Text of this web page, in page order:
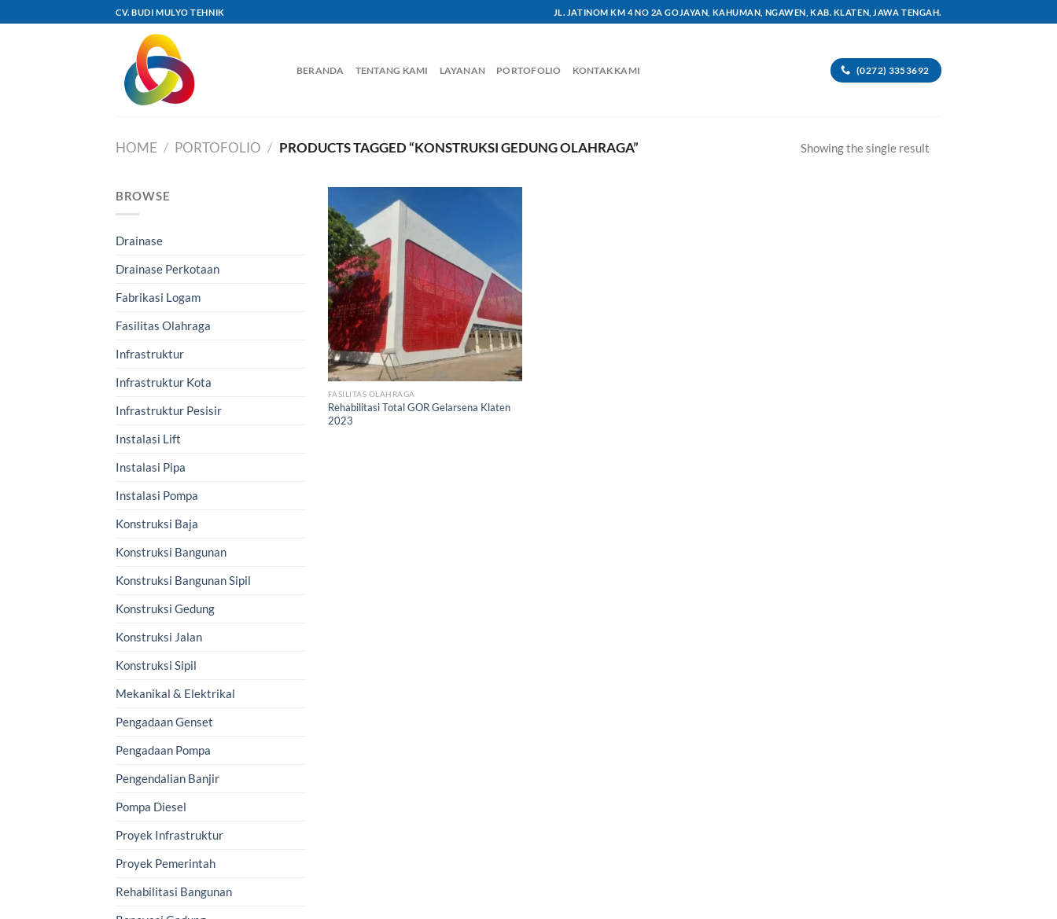
to
CV. BUDI MULYO TEHNIK JL. JATINOM KM 4 NO 2A GOJAYAN, KAHUMAN, NGAWEN, KAB. KLATEN, JAWA TENGAH.
BERANDA TENTANG KAMI LAYANAN PORTOFOLIO KONTAK KAMI (0272) 3353692
HOME / PORTOFOLIO / PRODUCTS TAGGED “KONSTRUKSI GEDUNG OLAHRAGA” Showing the single result
BROWSE
Drainase
Drainase Perkotaan
Fabrikasi Logam
Fasilitas Olahraga
Infrastruktur
Infrastruktur Kota
Infrastruktur Pesisir
Instalasi Lift
Instalasi Pipa
Instalasi Pompa
Konstruksi Baja
Konstruksi Bangunan
Konstruksi Bangunan Sipil
Konstruksi Gedung
Konstruksi Jalan
Konstruksi Sipil
Mekanikal & Elektrikal
Pengadaan Genset
Pengadaan Pompa
Pengendalian Banjir
Pompa Diesel
Proyek Infrastruktur
Proyek Pemerintah
Rehabilitasi Bangunan
FASILITAS OLAHRAGA
Rehabilitasi Total GOR Gelarsena Klaten
2023